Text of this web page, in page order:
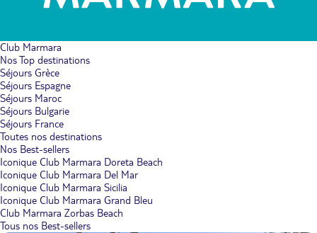
Club Marmara
Nos Top destinations
Séjours Grèce
Séjours Espagne
Séjours Maroc
Séjours Bulgarie
Séjours France
Toutes nos destinations
Nos Best-sellers
Iconique Club Marmara Doreta Beach
Iconique Club Marmara Del Mar
Iconique Club Marmara Sicilia
Iconique Club Marmara Grand Bleu
Club Marmara Zorbas Beach
Tous nos Best-sellers